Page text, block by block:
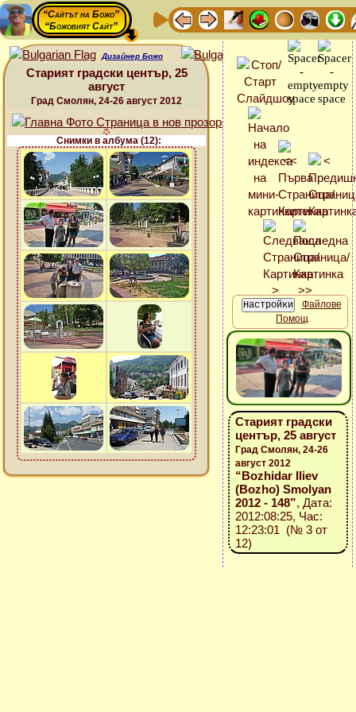
“Сайтът на Божо”
“Божовият Сайт”
Дизайнер Божо
Старият градски център, 25
август
Град Смолян, 24-26 август 2012
Снимки в албума (12):
Файлове
Помощ
Старият градски
център, 25 август
Град Смолян, 24-26
август 2012
“Bozhidar Iliev
(Bozho) Smolyan
2012 - 148”, Дата:
2012:08:25, Час:
12:23:01 (№ 3 от
12)